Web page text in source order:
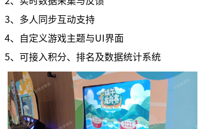
3、多人同步互动支持
4、自定义游戏主题与UI界面
5、可接入积分、排名及数据统计系统